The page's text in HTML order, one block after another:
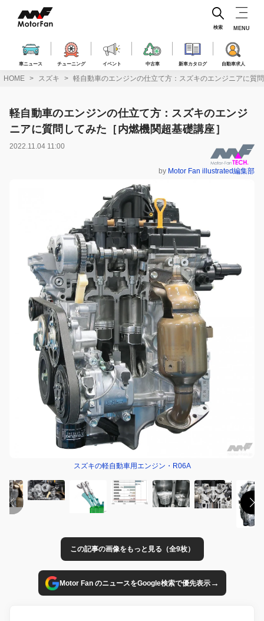
ス
車ニュース チューニング イベント 中古車 新車カタログ 自動車求人
検索 MENU
HOME スズキ 軽自動車のエンジンの仕立て方：スズキのエンジニアに質
軽自動車のエンジンの仕立て方：スズキのエンジ
ニアに質問してみた［内燃機関超基礎講座］
2022.11.04 11:00
by Motor Fan illustrated編集部
スズキの軽自動車用エンジン・R06A
この記事の画像をもっと見る（全9枚）
Motor Fan のニュースをGoogle検索で優先表示→